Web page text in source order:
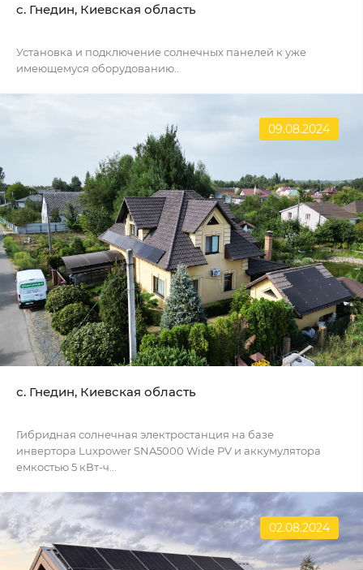
c. Гнедин, Киевская область
Установка и подключение солнечных панелей к уже
имеющемуся оборудованию..
09.08.2024
с. Гнедин, Киевская область
Гибридная солнечная электростанция на базе
инвертора Luxpower SNA5000 Wide PV и аккумулятора
емкостью 5 кВт-ч...
02.08.2024